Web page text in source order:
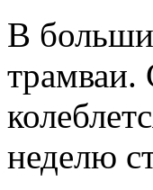
В
трамваи.
неделю